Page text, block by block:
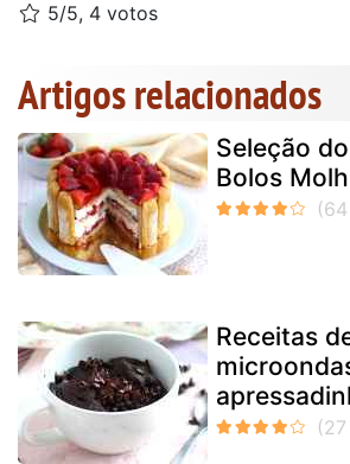
5/5, 4 votos
Artigos relacionados
Seleção
Bolos
Receitas